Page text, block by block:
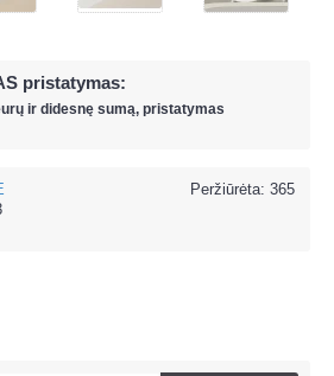
pristatymas:
ų ir didesnę sumą, pristatymas
Peržiūrėta: 365